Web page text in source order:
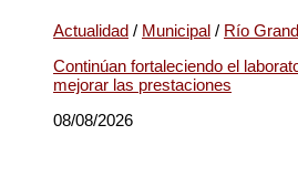
Actualidad / Municipal / Río
Continúan fortaleciendo el
mejorar las prestaciones
08/08/2026